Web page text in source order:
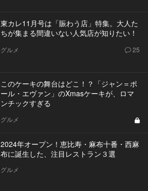
東カレ11月号は「賑わう店」特集。大人た
ちが集まる間違いない人気店が知りたい！
グルメ 25
このケーキの舞台はどこ！？「ジャン＝ポ
ール・エヴァン」のXmasケーキが、ロマ
ンチックすぎる
グルメ
2024年オープン！恵比寿・麻布十番・西麻
布に誕生した、注目レストラン３選
グルメ